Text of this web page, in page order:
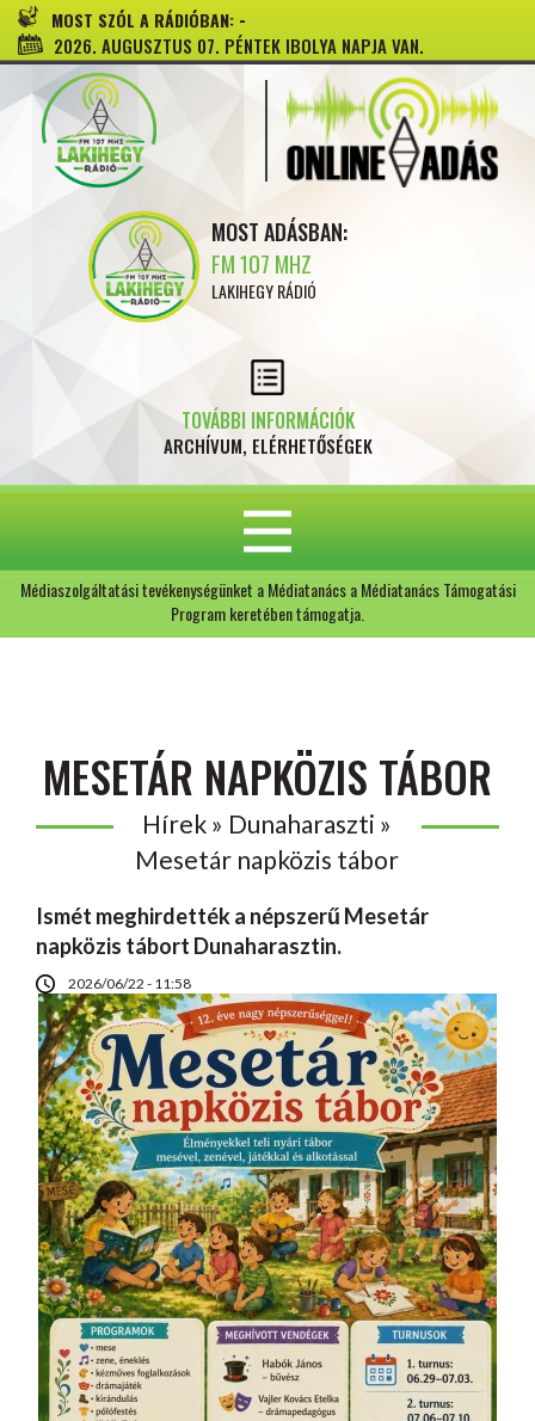
MOST SZÓL A RÁDIÓBAN: -
2026. AUGUSZTUS 07. PÉNTEK IBOLYA NAPJA VAN.
MOST ADÁSBAN:
FM 107 MHZ
LAKIHEGY RÁDIÓ
TOVÁBBI INFORMÁCIÓK
ARCHÍVUM, ELÉRHETŐSÉGEK
Médiaszolgáltatási tevékenységünket a Médiatanács a Médiatanács Támogatási
Program keretében támogatja.
MESETÁR NAPKÖZIS TÁBOR
Hírek » Dunaharaszti »
Mesetár napközis tábor
Ismét meghirdették a népszerű Mesetár
napközis tábort Dunaharasztin.
2026/06/22 - 11:58